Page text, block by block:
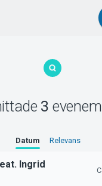
MyTickster
Support
3
Datum Relevans
Ingrid